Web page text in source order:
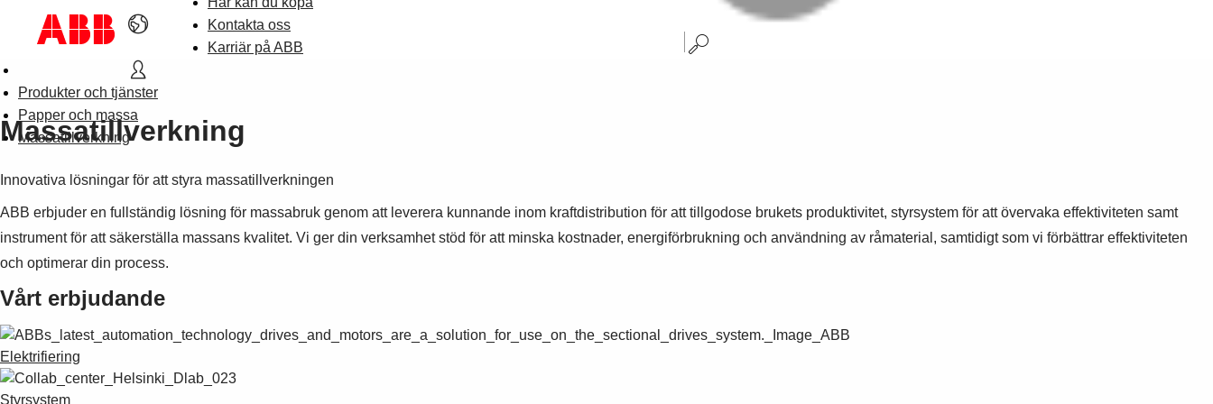
Kontakta oss
Karriär på ABB
Produkter och tjänster
Papper och massa
Massatillverkning
Massatillverkning
Innovativa lösningar för att styra massatillverkningen
ABB erbjuder en fullständig lösning för massabruk genom att leverera kunnande inom kraftdistribution för att tillgodose brukets produktivitet, styrsystem för att övervaka effektiviteten samt
instrument för att säkerställa massans kvalitet. Vi ger din verksamhet stöd för att minska kostnader, energiförbrukning och användning av råmaterial, samtidigt som vi förbättrar effektiviteten
och optimerar din process.
Vårt erbjudande
Elektrifiering
Styrsystem